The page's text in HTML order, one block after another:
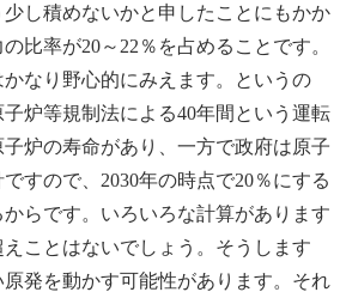
し積めないかと申したことにもかか
比率が20～22％を占めることです。
なり野心的にみえます。というの
炉等規制法による40年間という運転
炉の寿命があり、一方で政府は原子
すので、2030年の時点で20％にする
らです。いろいろな計算があります
ことはないでしょう。そうします
発を動かす可能性があります。それ